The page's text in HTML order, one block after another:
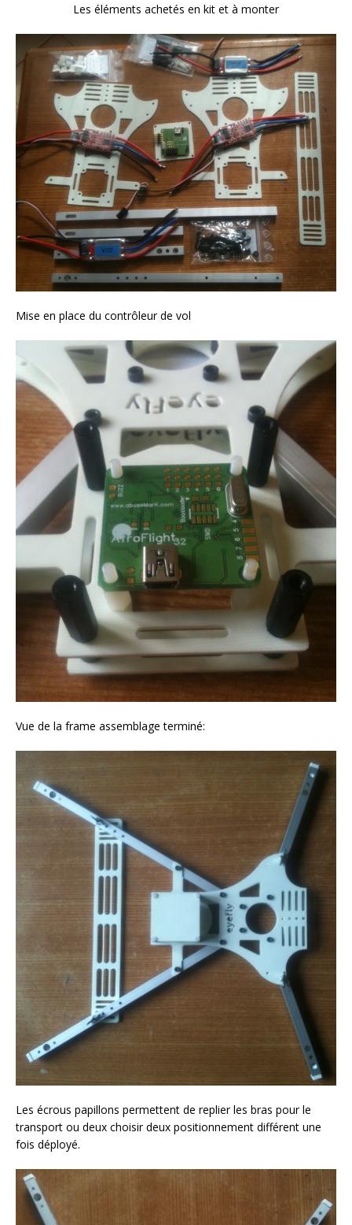
Les éléments achetés en kit et à monter
Mise en place du contrôleur de vol
Vue de la frame assemblage terminé:
Les écrous papillons permettent de replier les bras pour le
transport ou deux choisir deux positionnement différent une
fois déployé.